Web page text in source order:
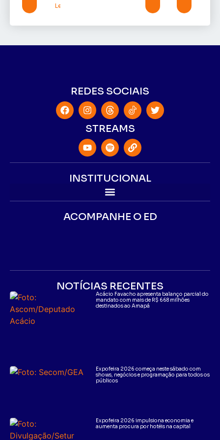
Leia mais »
REDES SOCIAIS
STREAMS
INSTITUCIONAL
ACOMPANHE O ED
NOTÍCIAS RECENTES
Acácio Favacho apresenta balanço parcial do
mandato com mais de R$ 668 milhões
destinados ao Amapá
Expofeira 2026 começa neste sábado com
shows, negócios e programação para todos os
públicos
Expofeira 2026 impulsiona economia e
aumenta procura por hotéis na capital